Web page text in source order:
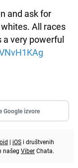
and ask for
All races
a very powerful
Google izvore
| iOS i društvenih
našeg ViberChata.